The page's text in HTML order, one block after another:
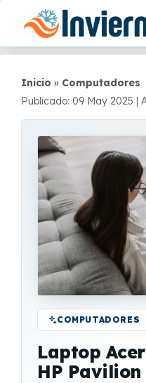
contenido
Inicio » Computadores
Publicado: 09 May 2025 |
COMPUTADORES
Laptop
HP Pavilion